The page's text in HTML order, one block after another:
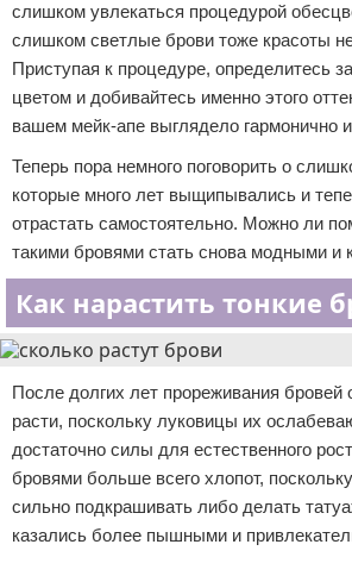
слишком увлекаться процедурой
слишком светлые брови тоже красоты
Приступая к процедуре, определитесь
цветом и добивайтесь именно этого
вашем мейк-апе выглядело гармонично
Теперь пора немного поговорить о
которые много лет выщипывались и
отрастать самостоятельно. Можно ли
такими бровями стать снова модными и
Как нарастить тонкие
После долгих лет прореживания бровей
расти, поскольку луковицы их
достаточно силы для естественного
бровями больше всего хлопот,
сильно подкрашивать либо делать
казались более пышными и